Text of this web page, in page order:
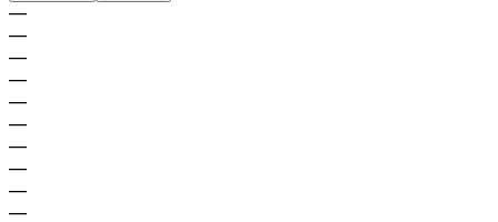
—
—
—
—
—
—
—
—
—
—